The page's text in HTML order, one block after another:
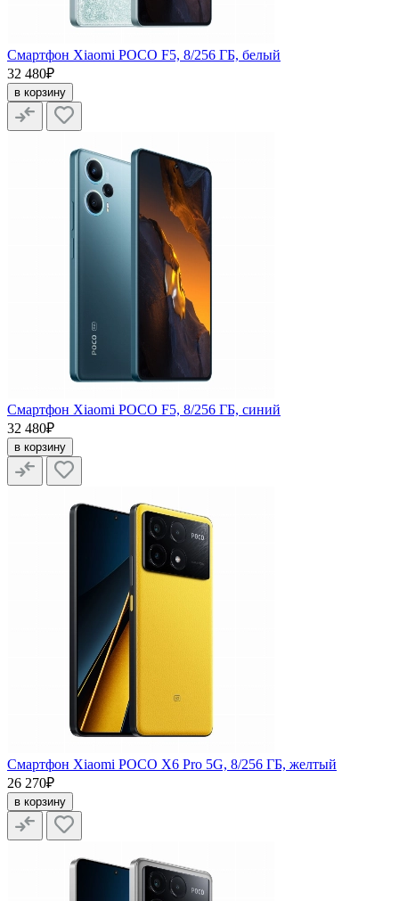
Смартфон Xiaomi POCO F5, 8/256 ГБ, белый
32 480₽
в корзину
Смартфон Xiaomi POCO F5, 8/256 ГБ, синий
32 480₽
в корзину
Смартфон Xiaomi POCO X6 Pro 5G, 8/256 ГБ, желтый
26 270₽
в корзину